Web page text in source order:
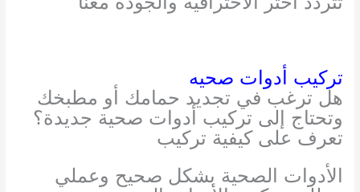
تركيب أدوات صحيه
هل ترغب في تجديد حمامك أو مطبخك
وتحتاج إلى تركيب أدوات صحية جديدة؟
تعرف على كيفية تركيب
الأدوات الصحية بشكل صحيح وعملي